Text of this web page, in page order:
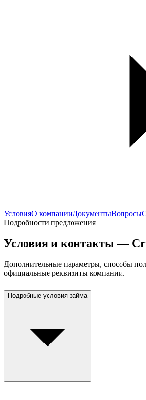
УсловияО компанииДокументыВопросы
Подробности предложения
Условия и контакты —
Дополнительные параметры, способы
официальные реквизиты компании.
Подробные условия займа